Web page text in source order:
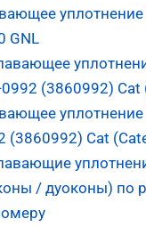
уплотнение
GNL
уплотнение
(3860992) Cat